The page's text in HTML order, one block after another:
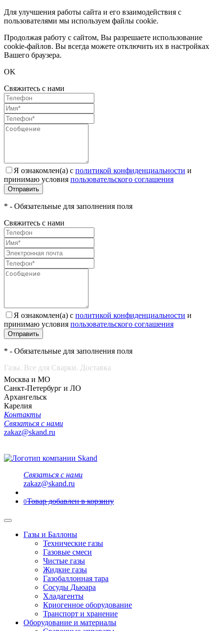
Для улучшения работы сайта и его взаимодействия с
пользователями мы используем файлы cookie.
Продолжая работу с сайтом, Вы разрешаете использование
cookie-файлов. Вы всегда можете отключить их в настройках
Вашего браузера.
OK
Свяжитесь с нами
Я ознакомлен(а) с политикой конфиденциальности и
принимаю условия пользовательского соглашения
Отправить
* - Обязательные для заполнения поля
Свяжитесь с нами
Я ознакомлен(а) с политикой конфиденциальности и
принимаю условия пользовательского соглашения
Отправить
* - Обязательные для заполнения поля
Газы. Все для Сварки. Доставка
Москва и МО
Санкт-Петербург и ЛО
Архангельск
Карелия
Контакты
Связаться с нами
zakaz@skand.ru
Связаться с нами
zakaz@skand.ru
0Товар добавлен в корзину
Газы и Баллоны
Технические газы
Газовые смеси
Чистые газы
Жидкие газы
Газобаллонная тара
Сосуды Дьюара
Хладагенты
Криогенное оборудование
Транспорт и хранение
Оборудование и материалы